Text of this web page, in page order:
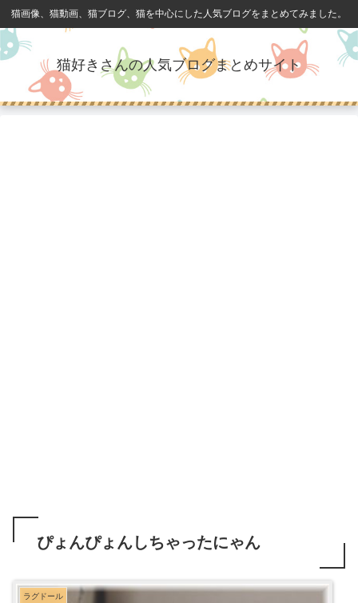
猫画像、猫動画、猫ブログ、猫を中心にした人気ブログをまとめてみました。
猫好きさんの人気ブログまとめサイト
ぴょんぴょんしちゃったにゃん
ラグドール